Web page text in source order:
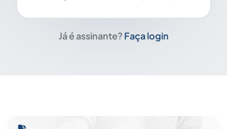
Já é assinante? Faça login